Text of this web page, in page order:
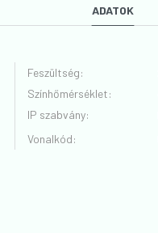
ADATOK
Feszültség:
Színhőmérséklet:
IP szabvány:
Vonalkód: